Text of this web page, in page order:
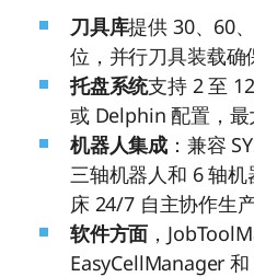
刀具库提供 30、60
位，并行刀具装载确
托盘系统支持 2 至
或 Delphin 配置，最
机器人集成 ：兼容
三轴机器人和 6 轴
床 24/7 自主协作生产
软件方面 ，
EasyCellManager